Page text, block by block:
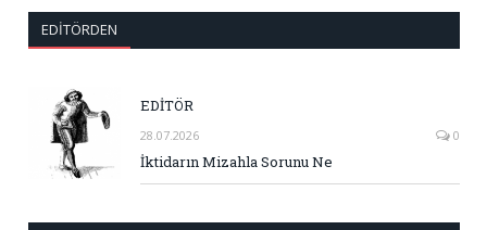
EDITÖRDEN
EDİTÖR
28.07.2026 0
İktidarın Mizahla Sorunu Ne